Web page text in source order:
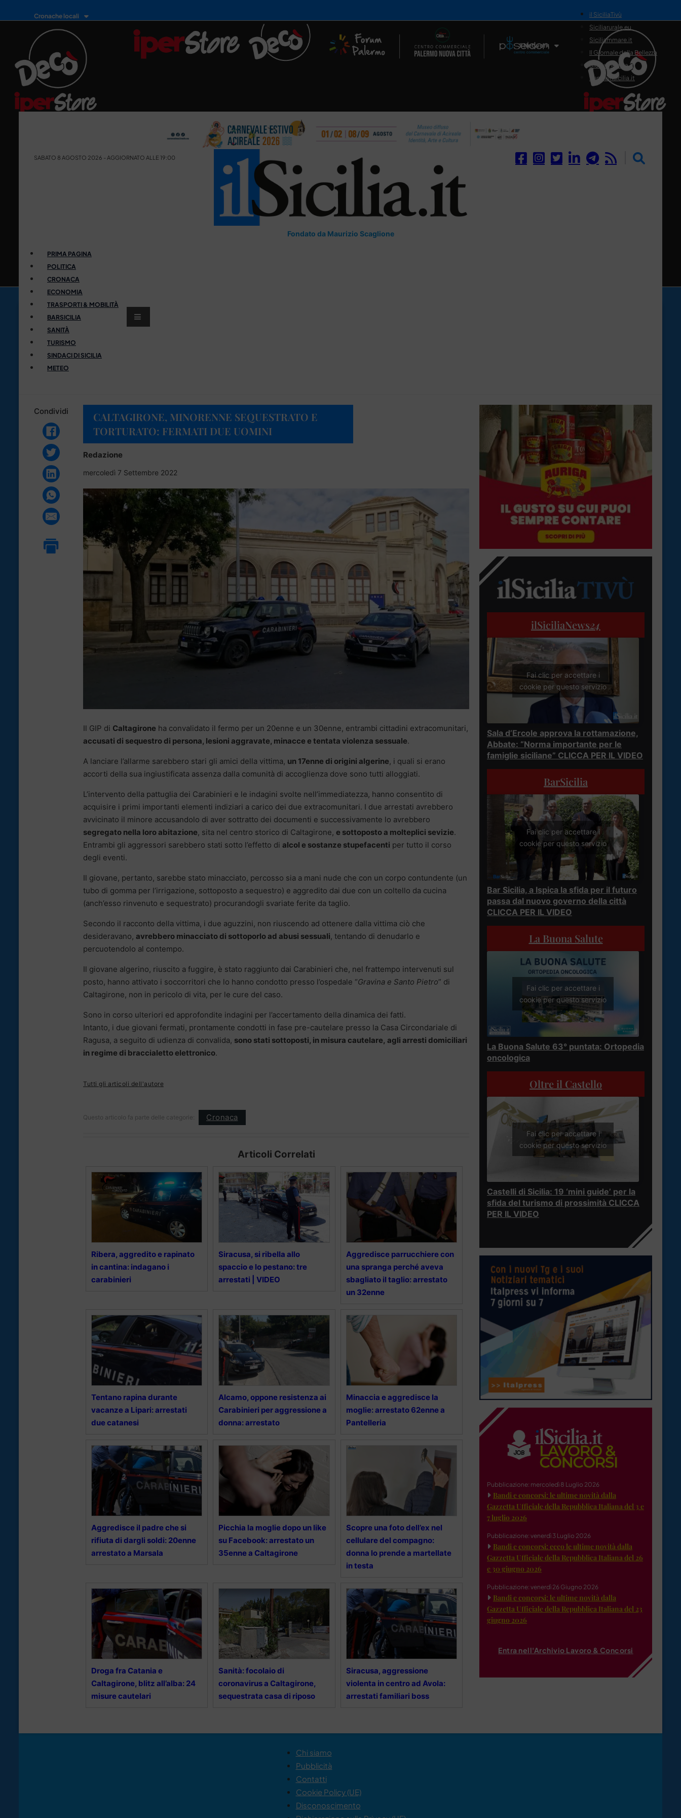
Cronache locali
Il Network
il SiciliaTivù
Siciliarurale.eu
Siciliammare.it
Il Giornale della Bellezza
Siciliamedica.it
Sanitainsicilia.it
SABATO 8 AGOSTO 2026 - AGGIORNATO ALLE 19:00
Fondato da Maurizio Scaglione
PRIMA PAGINA
POLITICA
CRONACA
ECONOMIA
TRASPORTI & MOBILITÀ
BARSICILIA
SANITÀ
TURISMO
SINDACI DI SICILIA
METEO
Condividi
CALTAGIRONE, MINORENNE SEQUESTRATO E
TORTURATO: FERMATI DUE UOMINI
Redazione
mercoledì 7 Settembre 2022
Il GIP di Caltagirone ha convalidato il fermo per un 20enne e un 30enne, entrambi cittadini extracomunitari,
accusati di sequestro di persona, lesioni aggravate, minacce e tentata violenza sessuale.
A lanciare l’allarme sarebbero stari gli amici della vittima, un 17enne di origini algerine, i quali si erano
accorti della sua ingiustificata assenza dalla comunità di accoglienza dove sono tutti alloggiati.
L’intervento della pattuglia dei Carabinieri e le indagini svolte nell’immediatezza, hanno consentito di
acquisire i primi importanti elementi indiziari a carico dei due extracomunitari. I due arrestati avrebbero
avvicinato il minore accusandolo di aver sottratto dei documenti e successivamente lo avrebbero
segregato nella loro abitazione, sita nel centro storico di Caltagirone, e sottoposto a molteplici sevizie.
Entrambi gli aggressori sarebbero stati sotto l’effetto di alcol e sostanze stupefacenti per tutto il corso
degli eventi.
Il giovane, pertanto, sarebbe stato minacciato, percosso sia a mani nude che con un corpo contundente (un
tubo di gomma per l’irrigazione, sottoposto a sequestro) e aggredito dai due con un coltello da cucina
(anch’esso rinvenuto e sequestrato) procurandogli svariate ferite da taglio.
Secondo il racconto della vittima, i due aguzzini, non riuscendo ad ottenere dalla vittima ciò che
desideravano, avrebbero minacciato di sottoporlo ad abusi sessuali, tentando di denudarlo e
percuotendolo al contempo.
Il giovane algerino, riuscito a fuggire, è stato raggiunto dai Carabinieri che, nel frattempo intervenuti sul
posto, hanno attivato i soccorritori che lo hanno condotto presso l’ospedale “Gravina e Santo Pietro” di
Caltagirone, non in pericolo di vita, per le cure del caso.
Sono in corso ulteriori ed approfondite indagini per l’accertamento della dinamica dei fatti.
Intanto, i due giovani fermati, prontamente condotti in fase pre-cautelare presso la Casa Circondariale di
Ragusa, a seguito di udienza di convalida, sono stati sottoposti, in misura cautelare, agli arresti domiciliari
in regime di braccialetto elettronico.
Tutti gli articoli dell'autore
Questo articolo fa parte delle categorie: Cronaca
Articoli Correlati
Ribera, aggredito e rapinato
in cantina: indagano i
carabinieri
Siracusa, si ribella allo
spaccio e lo pestano: tre
arrestati | VIDEO
Aggredisce parrucchiere con
una spranga perché aveva
sbagliato il taglio: arrestato
un 32enne
Tentano rapina durante
vacanze a Lipari: arrestati
due catanesi
Alcamo, oppone resistenza ai
Carabinieri per aggressione a
donna: arrestato
Minaccia e aggredisce la
moglie: arrestato 62enne a
Pantelleria
Aggredisce il padre che si
rifiuta di dargli soldi: 20enne
arrestato a Marsala
Picchia la moglie dopo un like
su Facebook: arrestato un
35enne a Caltagirone
Scopre una foto dell’ex nel
cellulare del compagno:
donna lo prende a martellate
in testa
Droga fra Catania e
Caltagirone, blitz all’alba: 24
misure cautelari
Sanità: focolaio di
coronavirus a Caltagirone,
sequestrata casa di riposo
Siracusa, aggressione
violenta in centro ad Avola:
arrestati familiari boss
ilSiciliaNews24
Fai clic per accettare i
cookie per questo servizio
Sala d’Ercole approva la rottamazione,
Abbate: “Norma importante per le
famiglie siciliane” CLICCA PER IL VIDEO
BarSicilia
Fai clic per accettare i
cookie per questo servizio
Bar Sicilia, a Ispica la sfida per il futuro
passa dal nuovo governo della città
CLICCA PER IL VIDEO
La Buona Salute
Fai clic per accettare i
cookie per questo servizio
La Buona Salute 63° puntata: Ortopedia
oncologica
Oltre il Castello
Fai clic per accettare i
cookie per questo servizio
Castelli di Sicilia: 19 ‘mini guide’ per la
sfida del turismo di prossimità CLICCA
PER IL VIDEO
Pubblicazione: mercoledì 8 Luglio 2026
Bandi e concorsi: le ultime novità dalla
Gazzetta Ufficiale della Repubblica Italiana del 3 e
7 luglio 2026
Pubblicazione: venerdì 3 Luglio 2026
Bandi e concorsi: ecco le ultime novità dalla
Gazzetta Ufficiale della Repubblica Italiana del 26
e 30 giugno 2026
Pubblicazione: venerdì 26 Giugno 2026
Bandi e concorsi: le ultime novità dalla
Gazzetta Ufficiale della Repubblica Italiana del 23
giugno 2026
Entra nell'Archivio Lavoro & Concorsi
Chi siamo
Pubblicità
Contatti
Cookie Policy (UE)
Disconoscimento